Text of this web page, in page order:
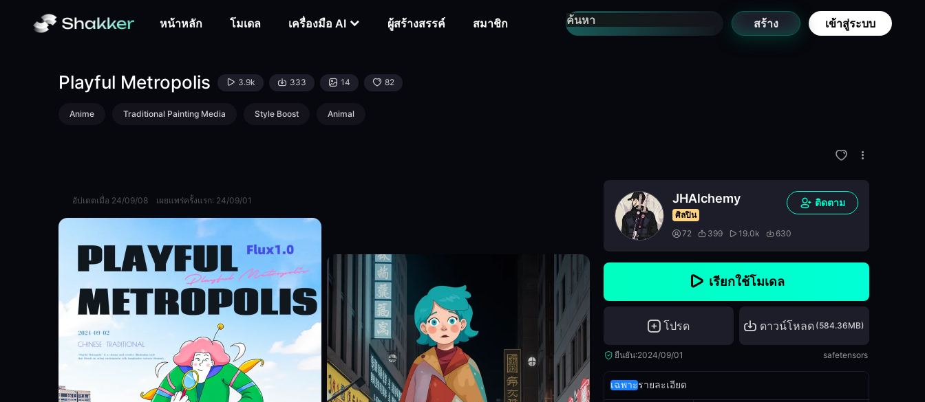
หน้าหลัก โมเดล เครื่องมือ AI ผู้สร้างสรรค์ สมาชิก สร้าง เข้าสู่ระบบ
Playful Metropolis 3.9k 333 14 82
Anime Traditional Painting Media Style Boost Animal
อัปเดตเมื่อ 24/09/08 เผยแพร่ครั้งแรก: 24/09/01 JHAlchemy
ศิลปิน
72
399 19.0k 630
ติดตาม
เรียกใช้โมเดล
โปรด ดาวน์โหลด (584.36MB)
ยืนยัน:2024/09/01 safetensors
เฉพาะรายละเอียด